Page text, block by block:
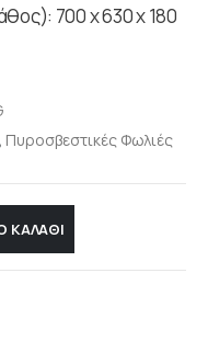
700 x 630 x 180
, Πυροσβεστικές Φωλιές
ΚΑΛΆΘΙ